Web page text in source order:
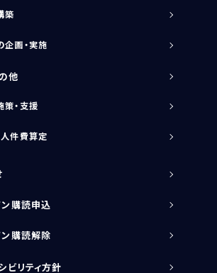
築
企画・実施
他
策・支援
人件費算定
購読申込
購読解除
ビリティ方針